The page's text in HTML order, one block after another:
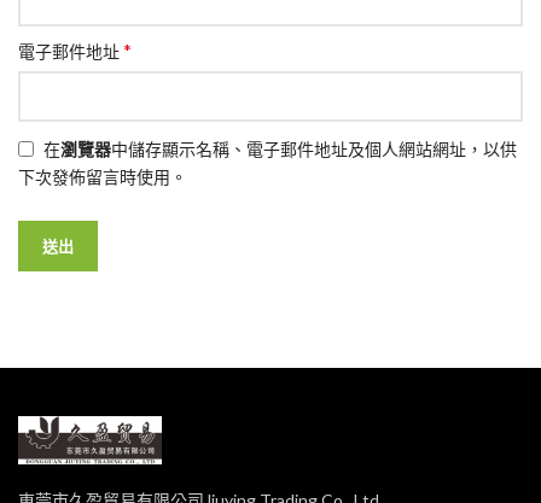
電子郵件地址*
在瀏覽器中儲存顯示名稱、電子郵件地址及個人網站網址，以供
下次發佈留言時使用。